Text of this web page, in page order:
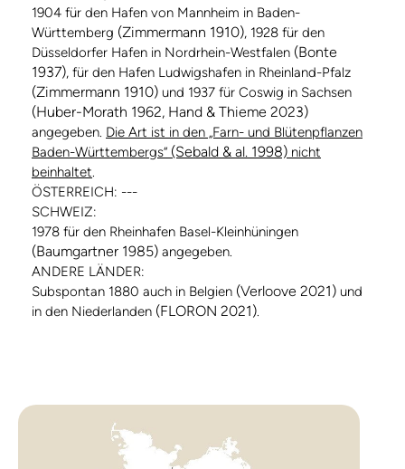
1904 für den Hafen von Mannheim in Baden-
Württemberg (Zimmermann 1910), 1928 für den
Düsseldorfer Hafen in Nordrhein-Westfalen (Bonte
1937), für den Hafen Ludwigshafen in Rheinland-Pfalz
(Zimmermann 1910) und 1937 für Coswig in Sachsen
(Huber-Morath 1962, Hand & Thieme 2023)
angegeben. Die Art ist in den „Farn- und Blütenpflanzen
Baden-Württembergs“ (Sebald & al. 1998) nicht
beinhaltet.
ÖSTERREICH: ---
SCHWEIZ:
1978 für den Rheinhafen Basel-Kleinhüningen
(Baumgartner 1985) angegeben.
ANDERE LÄNDER:
Subspontan 1880 auch in Belgien (Verloove 2021) und
in den Niederlanden (FLORON 2021).